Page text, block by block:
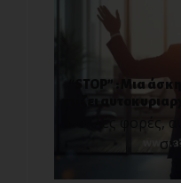
“STOP” : Μια
χτίζει
Πολλές φορές,